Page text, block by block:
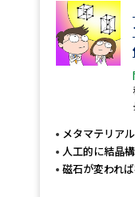
メタマテリア
人工的に結晶
磁石が変われ